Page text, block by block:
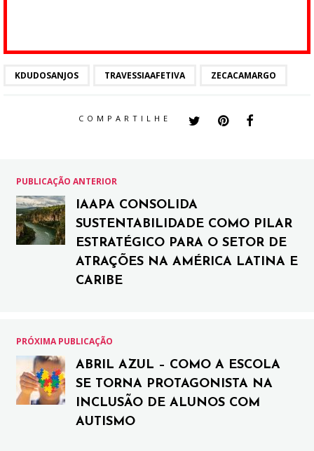
KDUDOSANJOS TRAVESSIAAFETIVA ZECACAMARGO
COMPARTILHE
PUBLICAÇÃO ANTERIOR
IAAPA CONSOLIDA
SUSTENTABILIDADE COMO PILAR
ESTRATÉGICO PARA O SETOR DE
ATRAÇÕES NA AMÉRICA LATINA E
CARIBE
PRÓXIMA PUBLICAÇÃO
ABRIL AZUL – COMO A ESCOLA
SE TORNA PROTAGONISTA NA
INCLUSÃO DE ALUNOS COM
AUTISMO